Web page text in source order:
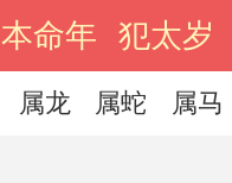
本命年 犯太岁
属龙 属蛇 属马